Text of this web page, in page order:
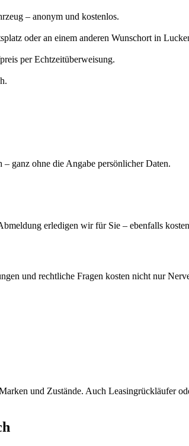
– anonym und kostenlos.
oder an einem anderen Wunschort in
per Echtzeitüberweisung.
ganz ohne die Angabe persönlicher Daten.
erledigen wir für Sie – ebenfalls
und rechtliche Fragen kosten nicht nur
und Zustände. Auch Leasingrückläufer